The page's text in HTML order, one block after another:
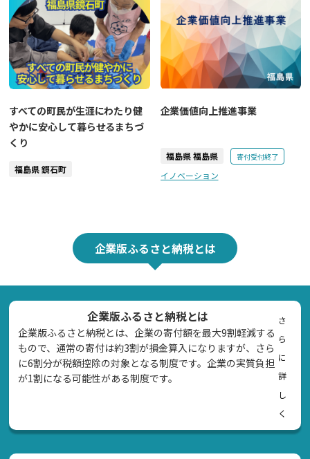
すべての町民が生涯にわたり健
やかに安心して暮らせるまちづ
くり
福島県 鏡石町
企業価値向上推進事業
福島県 福島県 寄付受付終了
イノベーション
企業版ふるさと納税とは
企業版ふるさと納税とは
企業版ふるさと納税とは、企業の寄付額を最大9割軽減する
もので、通常の寄付は約3割が損金算入になりますが、さら
に6割分が税額控除の対象となる制度です。企業の実質負担
が1割になる可能性がある制度です。
さ
ら
に
詳
し
く